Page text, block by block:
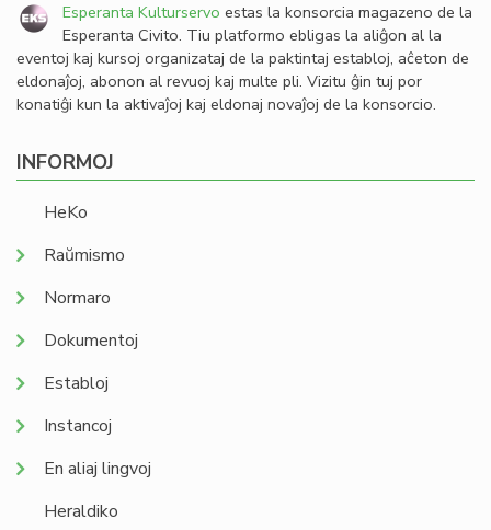
Esperanta Kulturservo estas la konsorcia magazeno de la
Esperanta Civito. Tiu platformo ebligas la aliĝon al la
eventoj kaj kursoj organizataj de la paktintaj establoj, aĉeton de
eldonaĵoj, abonon al revuoj kaj multe pli. Vizitu ĝin tuj por
konatiĝi kun la aktivaĵoj kaj eldonaj novaĵoj de la konsorcio.
INFORMOJ
HeKo
Raŭmismo
Normaro
Dokumentoj
Establoj
Instancoj
En aliaj lingvoj
Heraldiko